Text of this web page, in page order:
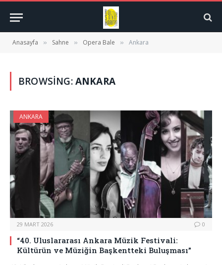
Anasayfa » Sahne » Opera Bale » Ankara
BROWSING:ANKARA
ANKARA
29 MART 2026 0
“40. Uluslararası Ankara Müzik Festivali:
Kültürün ve Müziğin Başkentteki Buluşması”